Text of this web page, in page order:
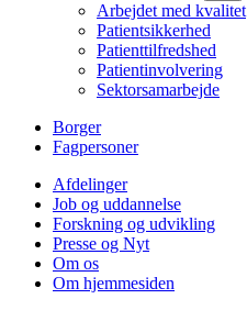
Arbejdet med kvalitet
Patientsikkerhed
Patienttilfredshed
Patientinvolvering
Sektorsamarbejde
Borger
Fagpersoner
Afdelinger
Job og uddannelse
Forskning og udvikling
Presse og Nyt
Om os
Om hjemmesiden